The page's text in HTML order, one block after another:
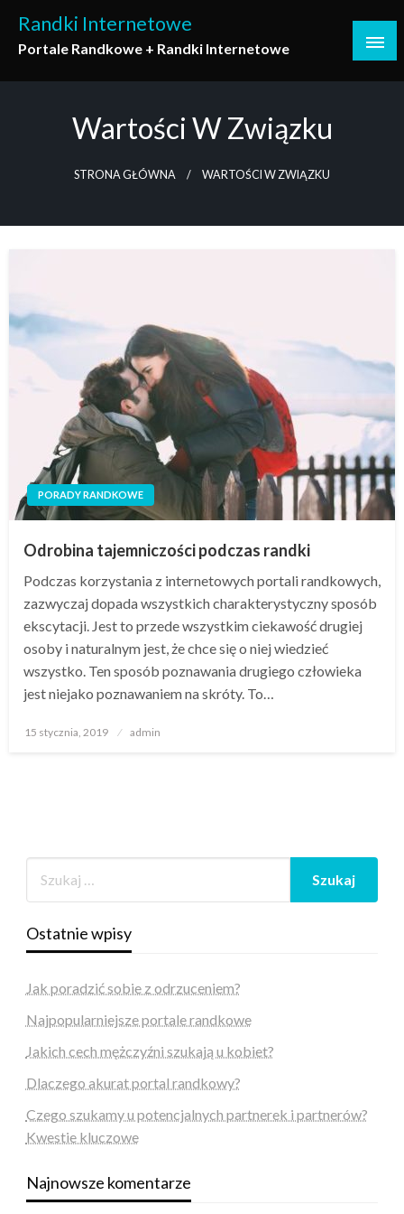
content
Randki Internetowe
Portale Randkowe + Randki Internetowe
Wartości W Związku
STRONA GŁÓWNA WARTOŚCI W ZWIĄZKU
PORADY RANDKOWE
Odrobina tajemniczości podczas randki
Podczas korzystania z internetowych portali randkowych,
zazwyczaj dopada wszystkich charakterystyczny sposób
ekscytacji. Jest to przede wszystkim ciekawość drugiej
osoby i naturalnym jest, że chce się o niej wiedzieć
wszystko. Ten sposób poznawania drugiego człowieka
jest niejako poznawaniem na skróty. To…
Opublikowane
15 stycznia, 2019 admin
Ostatnie wpisy
Jak poradzić sobie z odrzuceniem?
Najpopularniejsze portale randkowe
Jakich cech mężczyźni szukają u kobiet?
Dlaczego akurat portal randkowy?
Czego szukamy u potencjalnych partnerek i partnerów?
Kwestie kluczowe
Najnowsze komentarze